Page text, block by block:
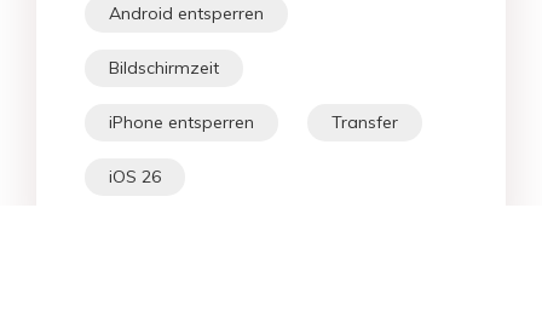
Android entsperren
Bildschirmzeit
iPhone entsperren Transfer
iOS 26